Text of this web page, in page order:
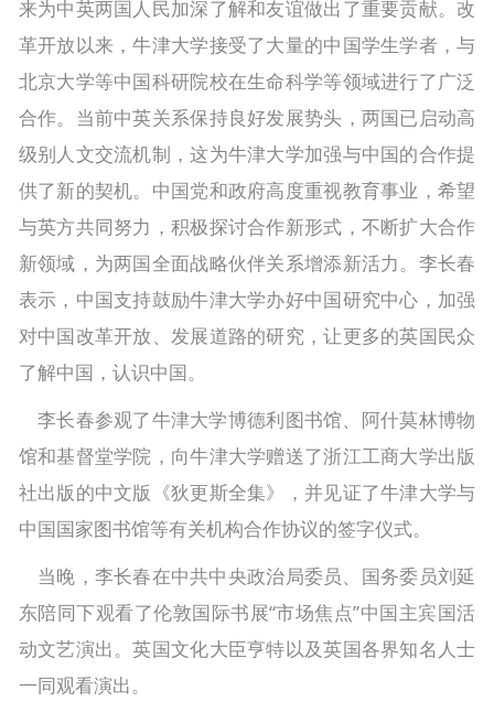
来为中英两国人民加深了解和友谊做出了重要贡献。改
革开放以来，牛津大学接受了大量的中国学生学者，与
北京大学等中国科研院校在生命科学等领域进行了广泛
合作。当前中英关系保持良好发展势头，两国已启动高
级别人文交流机制，这为牛津大学加强与中国的合作提
供了新的契机。中国党和政府高度重视教育事业，希望
与英方共同努力，积极探讨合作新形式，不断扩大合作
新领域，为两国全面战略伙伴关系增添新活力。李长春
表示，中国支持鼓励牛津大学办好中国研究中心，加强
对中国改革开放、发展道路的研究，让更多的英国民众
了解中国，认识中国。
李长春参观了牛津大学博德利图书馆、阿什莫林博物
馆和基督堂学院，向牛津大学赠送了浙江工商大学出版
社出版的中文版《狄更斯全集》，并见证了牛津大学与
中国国家图书馆等有关机构合作协议的签字仪式。
当晚，李长春在中共中央政治局委员、国务委员刘延
东陪同下观看了伦敦国际书展“市场焦点”中国主宾国活
动文艺演出。英国文化大臣亨特以及英国各界知名人士
一同观看演出。